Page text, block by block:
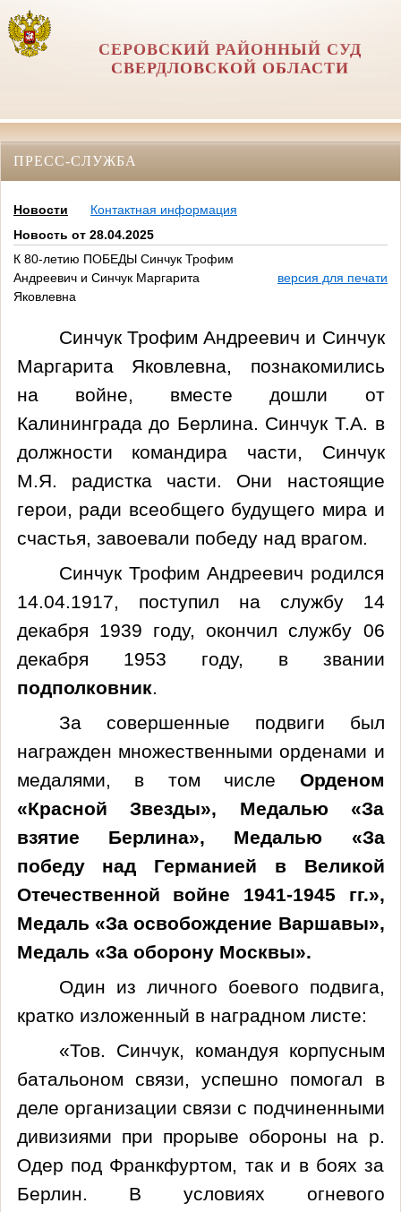
СЕРОВСКИЙ РАЙОННЫЙ СУД
СВЕРДЛОВСКОЙ ОБЛАСТИ
ПРЕСС-СЛУЖБА
Новости
Контактная информация
Новость от 28.04.2025
К 80-летию ПОБЕДЫ Синчук Трофим
Андреевич и Синчук Маргарита
Яковлевна
версия для печати
Синчук Трофим Андреевич и Синчук
Маргарита Яковлевна, познакомились
на войне, вместе дошли от
Калининграда до Берлина. Синчук Т.А. в
должности командира части, Синчук
М.Я. радистка части. Они настоящие
герои, ради всеобщего будущего мира и
счастья, завоевали победу над врагом.
Синчук Трофим Андреевич родился
14.04.1917, поступил на службу 14
декабря 1939 году, окончил службу 06
декабря 1953 году, в звании
подполковник.
За совершенные подвиги был
награжден множественными орденами и
медалями, в том числе Орденом
«Красной Звезды», Медалью «За
взятие Берлина», Медалью «За
победу над Германией в Великой
Отечественной войне 1941-1945 гг.»,
Медаль «За освобождение Варшавы»,
Медаль «За оборону Москвы».
Один из личного боевого подвига,
кратко изложенный в наградном листе:
«Тов. Синчук, командуя корпусным
батальоном связи, успешно помогал в
деле организации связи с подчиненными
дивизиями при прорыве обороны на р.
Одер под Франкфуртом, так и в боях за
Берлин. В условиях огневого